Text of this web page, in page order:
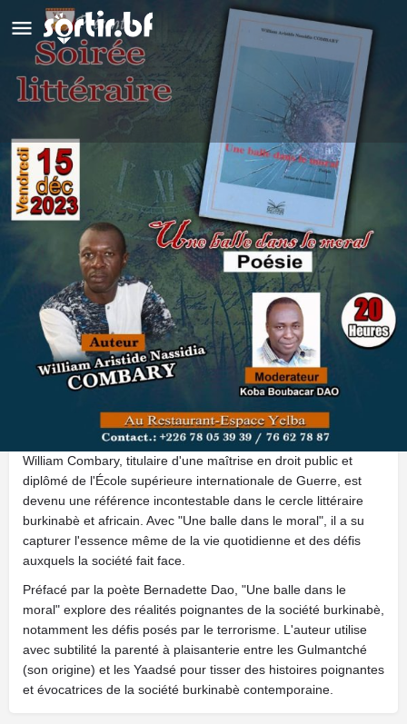
Soirée littéraire avec William Aristide
Nassida Combary
Avis 0
Laisser un avis Ajouter aux favoris
Description
Le livre à l'honneur est "Une balle dans la morale", une œuvre
poétique signée par l'un des écrivains les plus prolifiques et
célèbres du Burkina.
William Combary, titulaire d'une maîtrise en droit public et
diplômé de l'École supérieure internationale de Guerre, est
devenu une référence incontestable dans le cercle littéraire
burkinabè et africain. Avec "Une balle dans le moral", il a su
capturer l'essence même de la vie quotidienne et des défis
auxquels la société fait face.
Préfacé par la poète Bernadette Dao, "Une balle dans le
moral" explore des réalités poignantes de la société burkinabè,
notamment les défis posés par le terrorisme. L'auteur utilise
avec subtilité la parenté à plaisanterie entre les Gulmantché
(son origine) et les Yaadsé pour tisser des histoires poignantes
et évocatrices de la société burkinabè contemporaine.